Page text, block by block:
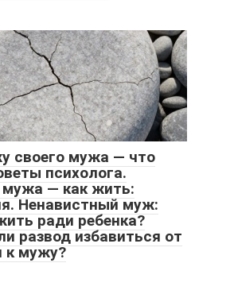
своего мужа — что
психолога.
— как жить:
Ненавистный муж:
ради ребенка?
развод избавиться от
к мужу?